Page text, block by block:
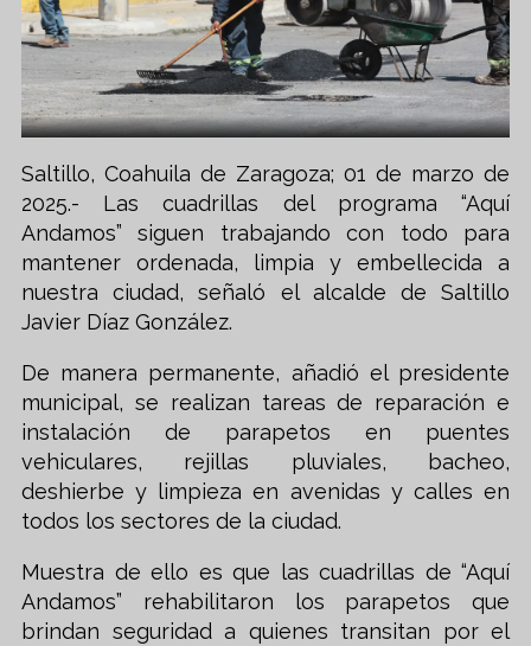
Saltillo, Coahuila de Zaragoza; 01 de marzo de
2025.- Las cuadrillas del programa “Aquí
Andamos” siguen trabajando con todo para
mantener ordenada, limpia y embellecida a
nuestra ciudad, señaló el alcalde de Saltillo
Javier Díaz González.
De manera permanente, añadió el presidente
municipal, se realizan tareas de reparación e
instalación de parapetos en puentes
vehiculares, rejillas pluviales, bacheo,
deshierbe y limpieza en avenidas y calles en
todos los sectores de la ciudad.
Muestra de ello es que las cuadrillas de “Aquí
Andamos” rehabilitaron los parapetos que
brindan seguridad a quienes transitan por el